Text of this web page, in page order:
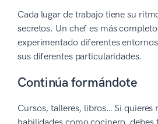
Cada lugar de trabajo tiene su
secretos. Un chef es más
experimentado diferentes
sus diferentes particularidades.
Continúa formándote
Cursos, talleres, libros… Si quieres